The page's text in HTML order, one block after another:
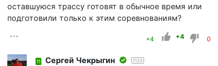
оставшуюся трассу готовят в обычное время или
подготовили только к этим соревнованиям?
+4 +4 0
11 Сергей Чекрыгин 1133